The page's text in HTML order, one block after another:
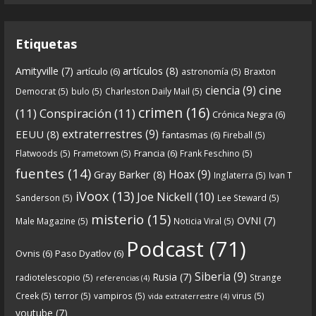
6 0 View on facebook
Crónicas de Nantucket
Descargar
https://www.ivoox.com/cdn-6x05-8211-qanon-
parte-1-origenes-audios-mp3_rf_67157433_1.html
Tras una exhaustiva investigación en los orígenes
y desarrollo de Qanon, la madre de todas las
more
Etiquetas
Amityville (7) artículo (6) artículos (8) astronomía (5) Braxton
Democrat (5) bulo (5) Charleston Daily Mail (5) ciencia (9) cine
(11) Conspiración (11) crimen (16) Crónica Negra (6)
EEUU (8) extraterrestres (9) fantasmas (6) Fireball (5)
Flatwoods (5) Frametown (5) Francia (6) Frank Feschino (5)
fuentes (14) Gray Barker (8) Hoax(9) Inglaterra (5) Ivan T
Sanderson (5) iVoox (13) Joe Nickell (10) Lee Steward (5)
Male Magazine (5) misterio (15) Noticia Viral (5) OVNI (7)
Ovnis (6) Paso Dyatlov (6) Podcast (71)
radiotelescopio (5) referencias (4) Rusia (7) Siberia (9) Strange
Creek (5) terror (5) vampiros (5) vida extraterrestre (4) virus (5)
youtube (7)